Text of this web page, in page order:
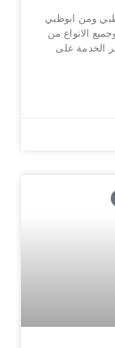
ومن ابوظبي
الانواع من
الخدمة على